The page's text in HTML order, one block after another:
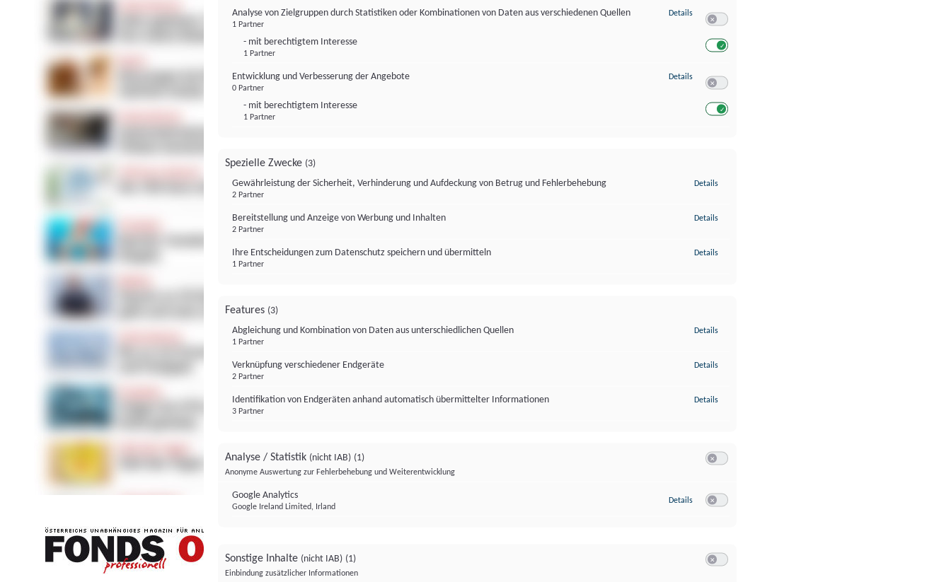
Analyse von Zielgruppen durch Statistiken oder Kombinationen von Daten aus verschiedenen Quellen
1 Partner
- mit berechtigtem Interesse
1 Partner
Details zu Analyse von Zielgruppen durch Statistiken oder Kombinationen von
Entwicklung und Verbesserung der Angebote
0 Partner
- mit berechtigtem Interesse
1 Partner
Details zu Entwicklung und Verbesserung der Angebote
Spezielle Zwecke (3)
Gewährleistung der Sicherheit, Verhinderung und Aufdeckung von Betrug und Fehlerbehebung
2 Partner
Details
Bereitstellung und Anzeige von Werbung und Inhalten
2 Partner
Details
Ihre Entscheidungen zum Datenschutz speichern und übermitteln
1 Partner
Details
Features (3)
Abgleichung und Kombination von Daten aus unterschiedlichen Quellen
1 Partner
Details
Verknüpfung verschiedener Endgeräte
2 Partner
Details
Identifikation von Endgeräten anhand automatisch übermittelter Informationen
3 Partner
Details
Analyse / Statistik (nicht IAB) (1)
Anonyme Auswertung zur Fehlerbehebung und Weiterentwicklung
Google Analytics
Google Ireland Limited, Irland
Details zu Google Analytics
Sonstige Inhalte (nicht IAB) (1)
Einbindung zusätzlicher Informationen